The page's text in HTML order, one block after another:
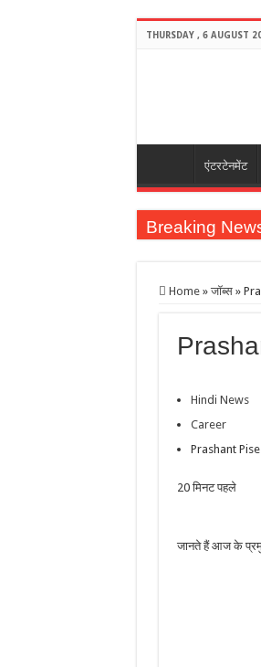
THURSDAY , 6 AUGUST
एंटरटेनमेंट
Breaking
Home » जॉब्स »
Hindi News
Career
Prashant
20 मिनट पहले
जानते हैं आज के